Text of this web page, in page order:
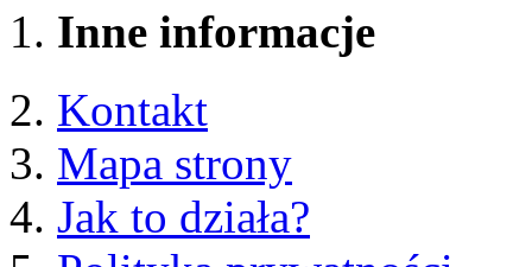
Inne informacje
Kontakt
Mapa strony
Jak to działa?